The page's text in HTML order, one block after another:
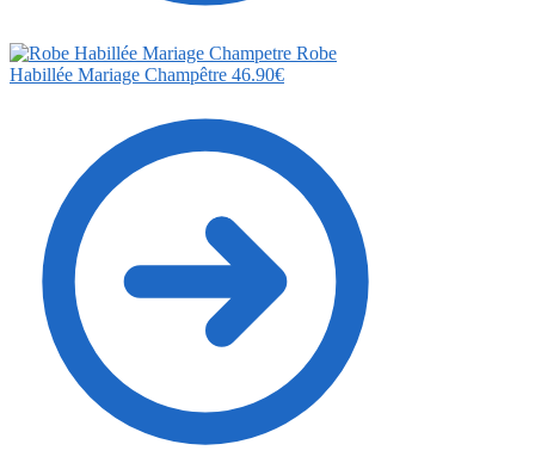
Robe
Habillée Mariage Champêtre 46.90€